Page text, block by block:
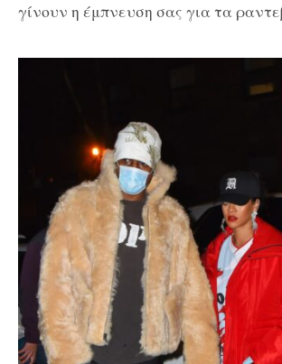
γίνουν η έμπνευση σας για τα